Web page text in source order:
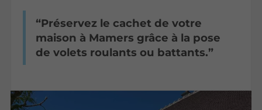
Préservez le cachet de votre
maison à Mamers grâce à la pose
de volets roulants ou battants.